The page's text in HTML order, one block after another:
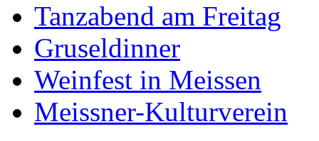
Tanzabend am Freitag
Gruseldinner
Weinfest in Meissen
Meissner-Kulturverein